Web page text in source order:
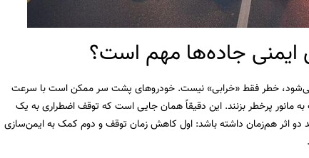
ایمنی جاده‌ها مهم است؟
خطر فقط «خرابی» نیست. خودروهای پشت سر ممکن است با سرعت
به مانور پرخطر بزنند. این دقیقاً همان جایی است که توقف اضطراری به یک
دو اثر هم‌زمان داشته باشد: اول کاهش زمان توقف و دوم کمک به ایمن‌سازی